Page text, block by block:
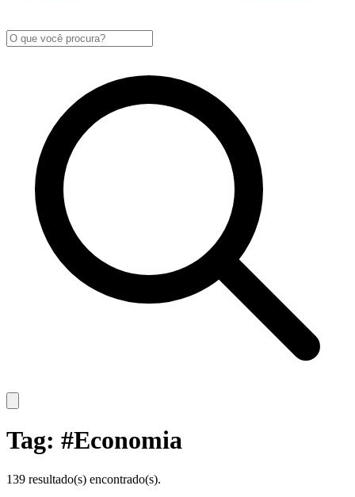
Tag: #Economia
139 resultado(s) encontrado(s).